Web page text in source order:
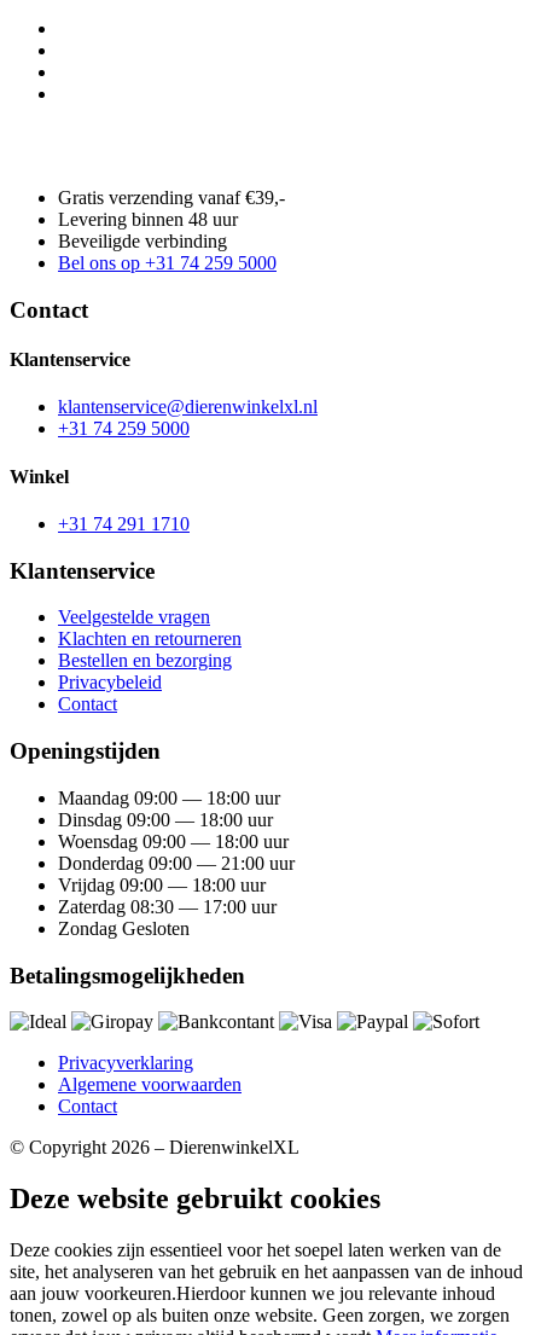
Gratis verzending vanaf €39,-
Levering binnen 48 uur
Beveiligde verbinding
Bel ons op +31 74 259 5000
Contact
Klantenservice
klantenservice@dierenwinkelxl.nl
+31 74 259 5000
Winkel
+31 74 291 1710
Klantenservice
Veelgestelde vragen
Klachten en retourneren
Bestellen en bezorging
Privacybeleid
Contact
Openingstijden
Maandag 09:00 — 18:00 uur
Dinsdag 09:00 — 18:00 uur
Woensdag 09:00 — 18:00 uur
Donderdag 09:00 — 21:00 uur
Vrijdag 09:00 — 18:00 uur
Zaterdag 08:30 — 17:00 uur
Zondag Gesloten
Betalingsmogelijkheden
Privacyverklaring
Algemene voorwaarden
Contact
© Copyright 2026 – DierenwinkelXL
Deze website gebruikt cookies
Deze cookies zijn essentieel voor het soepel laten werken van de
site, het analyseren van het gebruik en het aanpassen van de inhoud
aan jouw voorkeuren.Hierdoor kunnen we jou relevante inhoud
tonen, zowel op als buiten onze website. Geen zorgen, we zorgen